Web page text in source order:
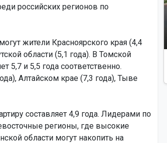
российских регионов по
жители Красноярского края (4,4
области (5,1 года). В Томской
5,7 и 5,5 года соответственно.
Алтайском крае (7,3 года), Тыве
составляет 4,9 года. Лидерами по
регионы, где высокие
области могут накопить на